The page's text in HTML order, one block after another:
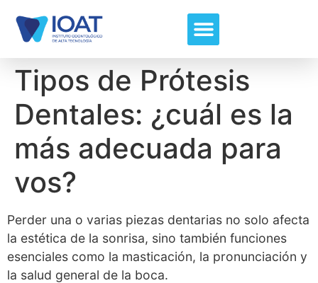
Tipos de Prótesis
Dentales: ¿cuál es la
más adecuada para
vos?
Perder una o varias piezas dentarias no solo afecta
la estética de la sonrisa, sino también funciones
esenciales como la masticación, la pronunciación y
la salud general de la boca.